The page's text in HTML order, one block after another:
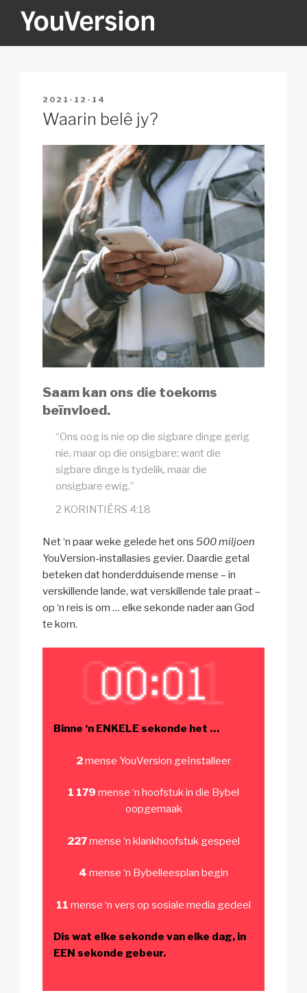
YOUVERSION
POSTED
ON
2021-12-14
Waarin belê jy?
Saam kan ons die toekoms
beïnvloed.
“Ons oog is nie op die sigbare dinge gerig
nie, maar op die onsigbare; want die
sigbare dinge is tydelik, maar die
onsigbare ewig.”
2 KORINTIËRS 4:18
Net ‘n paar weke gelede het ons 500 miljoen
YouVersion-installasies gevier. Daardie getal
beteken dat honderdduisende mense – in
verskillende lande, wat verskillende tale praat –
op ‘n reis is om … elke sekonde nader aan God
te kom.
Binne ‘n ENKELE sekonde het …
2mense YouVersion geïnstalleer
1 179 mense ‘n hoofstuk in die Bybel
oopgemaak
227mense ‘n klankhoofstuk gespeel
4 mense ‘n Bybelleesplan begin
11 mense ‘n vers op sosiale media gedeel
Dis wat elke sekonde van elke dag, in
EEN sekonde gebeur.